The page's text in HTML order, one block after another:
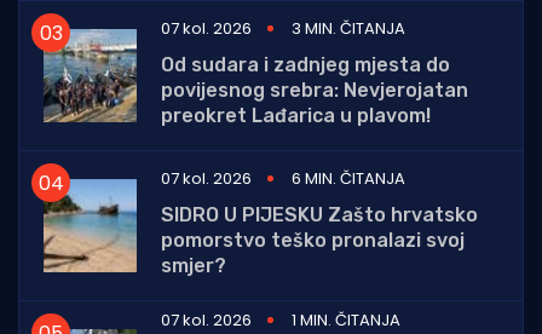
07 kol. 2026
3 MIN. ČITANJA
Od sudara i zadnjeg mjesta do
povijesnog srebra: Nevjerojatan
preokret Lađarica u plavom!
07 kol. 2026
6 MIN. ČITANJA
SIDRO U PIJESKU Zašto hrvatsko
pomorstvo teško pronalazi svoj
smjer?
07 kol. 2026
1 MIN. ČITANJA